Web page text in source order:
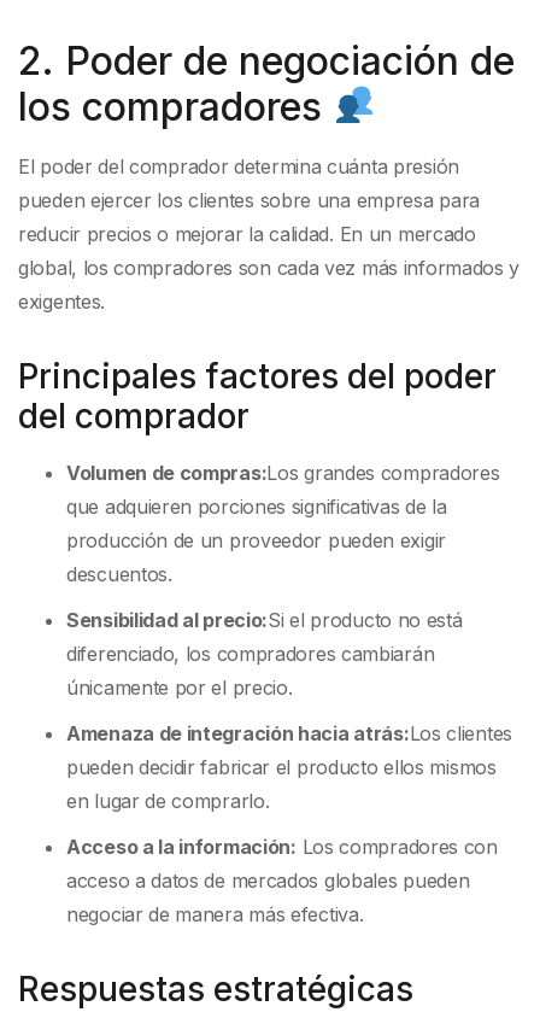
2. Poder de negociación de
los compradores
El poder del comprador determina cuánta presión
pueden ejercer los clientes sobre una empresa para
reducir precios o mejorar la calidad. En un mercado
global, los compradores son cada vez más informados y
exigentes.
Principales factores del poder
del comprador
Volumen de compras:Los grandes compradores
que adquieren porciones significativas de la
producción de un proveedor pueden exigir
descuentos.
Sensibilidad al precio:Si el producto no está
diferenciado, los compradores cambiarán
únicamente por el precio.
Amenaza de integración hacia atrás:Los clientes
pueden decidir fabricar el producto ellos mismos
en lugar de comprarlo.
Acceso a la información: Los compradores con
acceso a datos de mercados globales pueden
negociar de manera más efectiva.
Respuestas estratégicas